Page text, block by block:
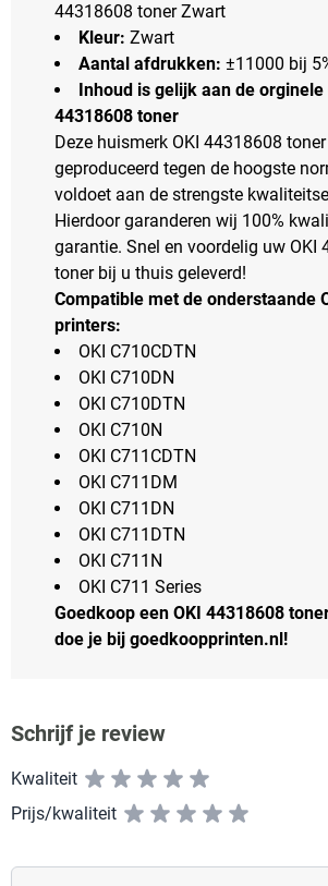
44318608 toner Zwart
Kleur: Zwart
Aantal afdrukken: ±11000 bij
Inhoud is gelijk aan de orginele
44318608 toner
Deze huismerk OKI 44318608
geproduceerd tegen de hoogste
voldoet aan de strengste
Hierdoor garanderen wij 100%
garantie. Snel en voordelig uw OKI
toner bij u thuis geleverd!
Compatible met de onderstaande
printers:
OKI C710CDTN
OKI C710DN
OKI C710DTN
OKI C710N
OKI C711CDTN
OKI C711DM
OKI C711DN
OKI C711DTN
OKI C711N
OKI C711 Series
Goedkoop een OKI 44318608
doe je bij goedkoopprinten.nl!
Schrijf je review
Kwaliteit
Prijs/kwaliteit
Vul hier uw naam in